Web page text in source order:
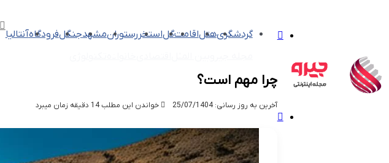
تغییر گردشگریهتلاقامتگلاستخر رستورانمشهدجنگلفرودگاهآنتالیا
چرا مهم است؟
آخرین به روز رسانی: 25/07/1404 خواندن این مطلب 14 دقیقه زمان میبرد